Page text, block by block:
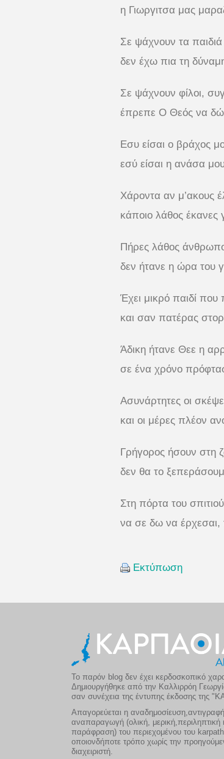
η Γιωργιτσα μας
Σε ψάχνουν τα
δεν έχω πια τη
Σε ψάχνουν φίλοι,
έπρεπε Ο Θεός να
Εσυ είσαι ο βράχος
εσύ είσαι η ανάσα
Χάροντα αν μ’ακους
κάποιο λάθος
Πήρες λάθος
δεν ήτανε η ώρα του
Έχει μικρό παιδί
και σαν πατέρας
Άδικη ήτανε Θεε η
σε ένα χρόνο
Ασυνάρτητες οι
και οι μέρες πλέον
Γρήγορος ήσουν στη
δεν θα το
Στη πόρτα του
να σε δω να έρχεσαι,
Εκτύπωση
Το παρόν blog δεν έχει κερδοσκοπικό
Δημιουργήθηκε από την Καλλιρρόη
σαν συνέχεια της έντυπης έκδοσης της
Απαγορεύεται η
αναπαραγωγή (ολική, μερική,περιληπτική
παράφραση) του περιεχομένου του
οποιονδήποτε τρόπο χωρίς την
διαχειριστή.